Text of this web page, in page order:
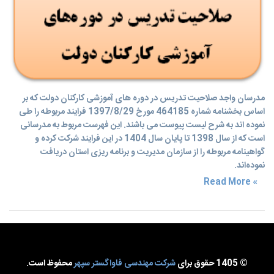
مدرسان واجد صلاحیت تدریس در دوره های آموزشی کارکنان دولت که بر
اساس بخشنامه شماره 464185 مورخ 1397/8/29 فرایند مربوطه را طی
نموده اند به شرح لیست پیوست می باشند. این فهرست مربوط به مدرسانی
است که از سال 1398 تا پایان سال 1404 در این فرایند شرکت کرده و
گواهینامه مربوطه را از سازمان مدیریت و برنامه ریزی استان دریافت
نموده‌اند.
» Read More
© 1405 حقوق برای شرکت مهندسی فاواگستر سپهرمحفوظ است.